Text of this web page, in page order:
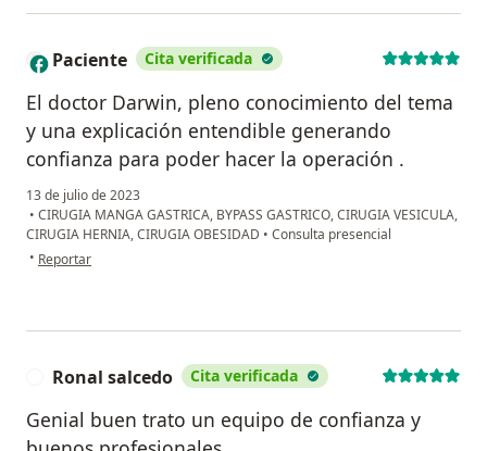
Paciente Cita verificada
El doctor Darwin, pleno conocimiento del tema
y una explicación entendible generando
confianza para poder hacer la operación .
13 de julio de 2023
• CIRUGIA MANGA GASTRICA, BYPASS GASTRICO, CIRUGIA VESICULA,
CIRUGIA HERNIA, CIRUGIA OBESIDAD • Consulta presencial
• en opinión del usuario Paciente
Reportar
Ronal salcedo Cita verificada
Genial buen trato un equipo de confianza y